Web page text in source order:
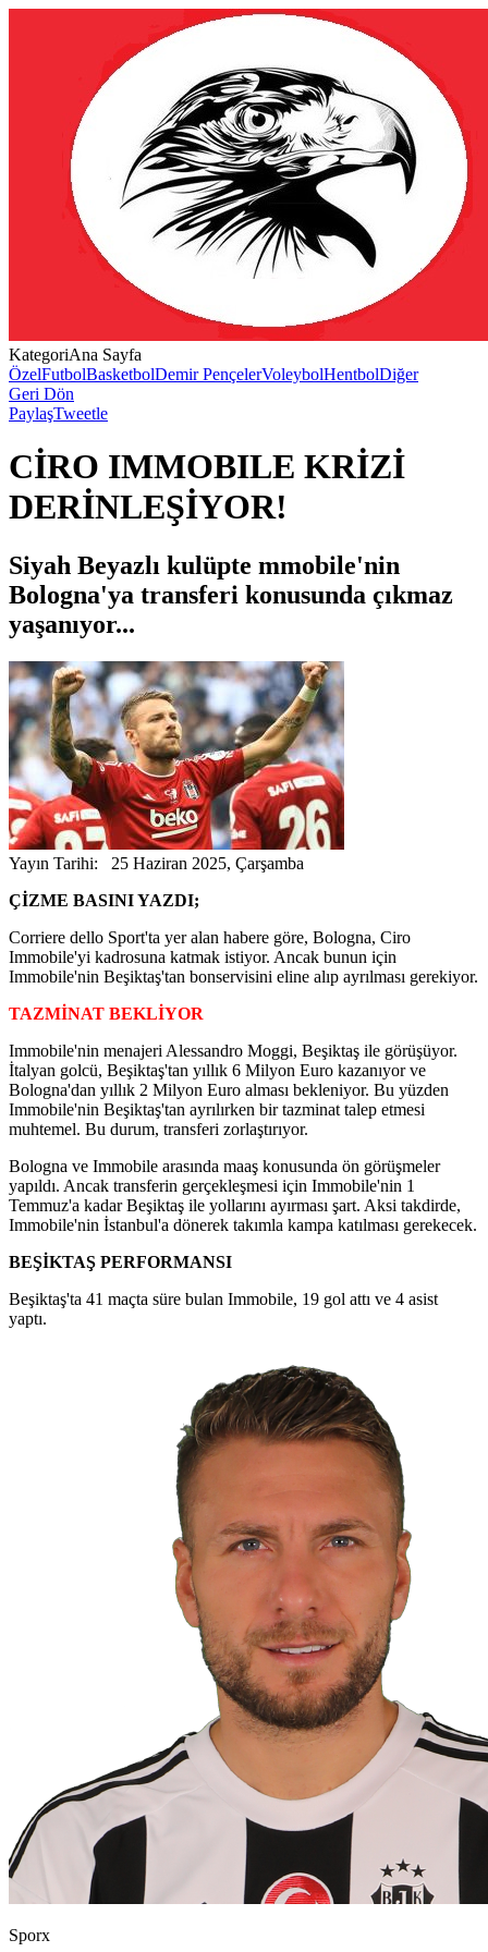
KategoriAna Sayfa
ÖzelFutbolBasketbolDemir PençelerVoleybolHentbolDiğer
Geri Dön
PaylaşTweetle
CİRO IMMOBILE KRİZİ
DERİNLEŞİYOR!
Siyah Beyazlı kulüpte mmobile'nin
Bologna'ya transferi konusunda çıkmaz
yaşanıyor...
Yayın Tarihi: 25 Haziran 2025, Çarşamba
ÇİZME BASINI YAZDI;
Corriere dello Sport'ta yer alan habere göre, Bologna, Ciro
Immobile'yi kadrosuna katmak istiyor. Ancak bunun için
Immobile'nin Beşiktaş'tan bonservisini eline alıp ayrılması gerekiyor.
TAZMİNAT BEKLİYOR
Immobile'nin menajeri Alessandro Moggi, Beşiktaş ile görüşüyor.
İtalyan golcü, Beşiktaş'tan yıllık 6 Milyon Euro kazanıyor ve
Bologna'dan yıllık 2 Milyon Euro alması bekleniyor. Bu yüzden
Immobile'nin Beşiktaş'tan ayrılırken bir tazminat talep etmesi
muhtemel. Bu durum, transferi zorlaştırıyor.
Bologna ve Immobile arasında maaş konusunda ön görüşmeler
yapıldı. Ancak transferin gerçekleşmesi için Immobile'nin 1
Temmuz'a kadar Beşiktaş ile yollarını ayırması şart. Aksi takdirde,
Immobile'nin İstanbul'a dönerek takımla kampa katılması gerekecek.
BEŞİKTAŞ PERFORMANSI
Beşiktaş'ta 41 maçta süre bulan Immobile, 19 gol attı ve 4 asist
yaptı.
Sporx